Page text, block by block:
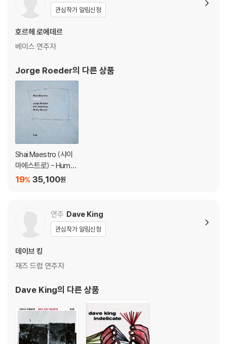
관심작가 알림신청
호르헤 로에데르
베이스 연주자
Jorge Roeder의 다른 상품
Shai Maestro (샤이
마에스트로) - Human
[LP] 35,100원
19%
연주 Dave King
관심작가 알림신청
데이브 킹
재즈 드럼 연주자
Dave King의 다른 상품